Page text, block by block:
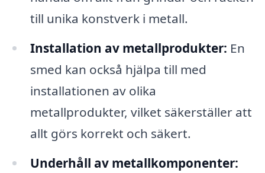
till unika konstverk i metall.
Installation av metallprodukter: En
smed kan också hjälpa till med
installationen av olika
metallprodukter, vilket säkerställer att
allt görs korrekt och säkert.
Underhåll av metallkomponenter: